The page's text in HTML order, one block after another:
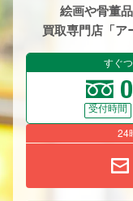
絵画や骨董
買取専門店「ア
すぐ
受付時間
24